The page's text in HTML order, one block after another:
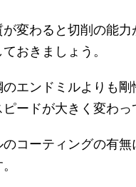
変わると切削の能
おきましょう。
エンドミルよりも
ードが大きく変わっ
のコーティングの有